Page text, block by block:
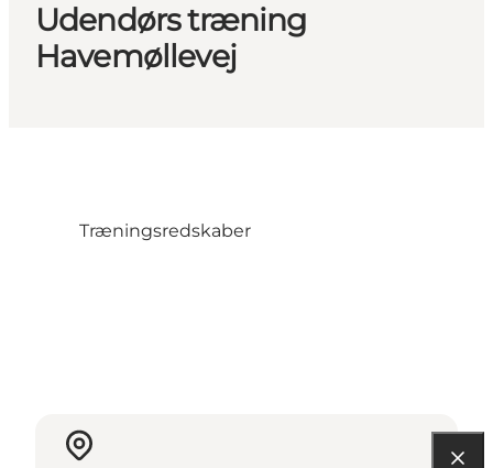
Udendørs træning
Havemøllevej
Træningsredskaber